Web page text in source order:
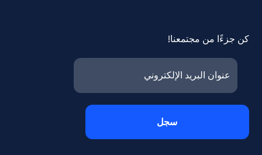
كن جزءًا من مجتمعنا!